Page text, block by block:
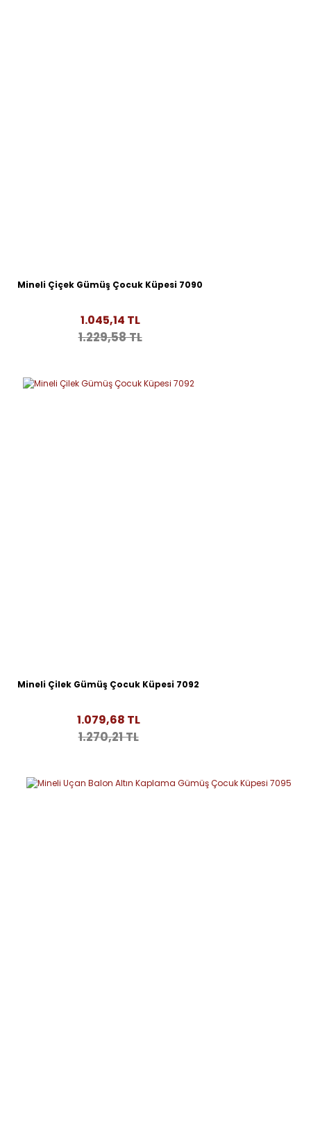
Mineli Çiçek Gümüş Çocuk Küpesi 7090
1.045,14 TL
1.229,58 TL
Mineli Çilek Gümüş Çocuk Küpesi 7092
1.079,68 TL
1.270,21 TL